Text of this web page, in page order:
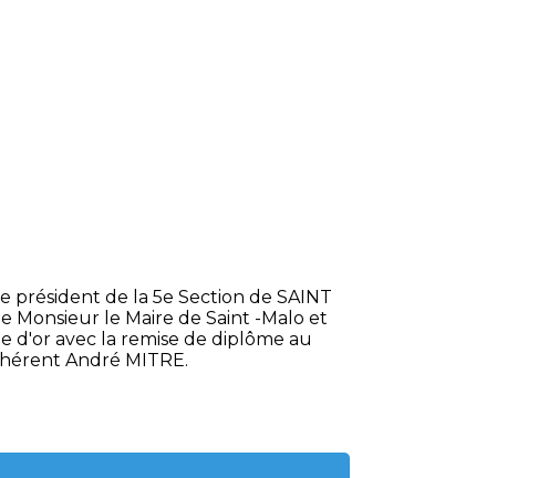
président de la 5e Section de SAINT
Monsieur le Maire de Saint -Malo et
d'or avec la remise de diplôme au
André MITRE.